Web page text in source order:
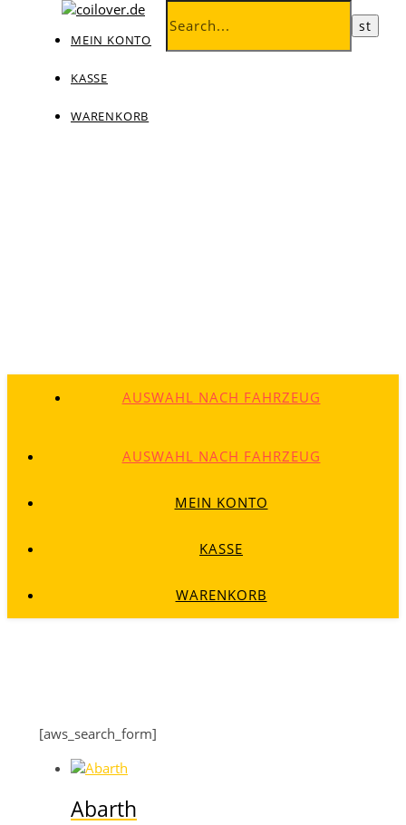
MEIN KONTO
KASSE
WARENKORB
AUSWAHL NACH FAHRZEUG
AUSWAHL NACH FAHRZEUG
MEIN KONTO
KASSE
WARENKORB
[aws_search_form]
Abarth